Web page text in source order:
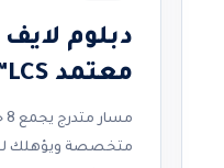
دبلوم
معتمد LCS™
متخصصة ويؤهلك